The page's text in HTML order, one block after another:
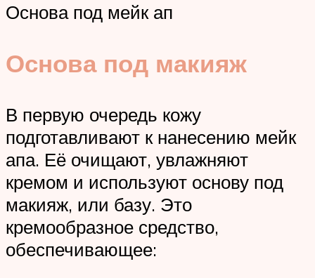
Основа под мейк ап
Основа под макияж
В первую очередь кожу
подготавливают к нанесению мейк
апа. Её очищают, увлажняют
кремом и используют основу под
макияж, или базу. Это
кремообразное средство,
обеспечивающее: